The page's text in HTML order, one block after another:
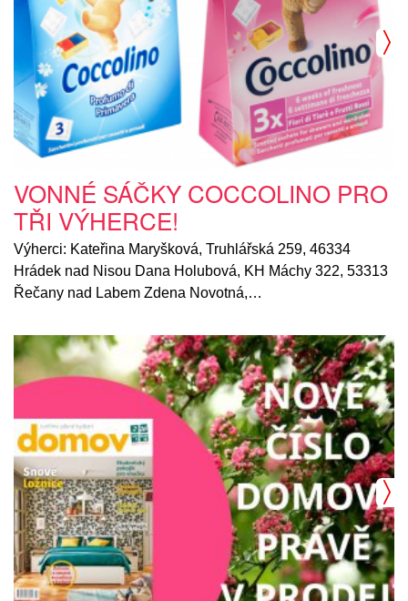
VONNÉ SÁČKY COCCOLINO PRO
TŘI VÝHERCE!
Výherci: Kateřina Maryšková, Truhlářská 259, 46334
Hrádek nad Nisou Dana Holubová, KH Máchy 322, 53313
Řečany nad Labem Zdena Novotná,…